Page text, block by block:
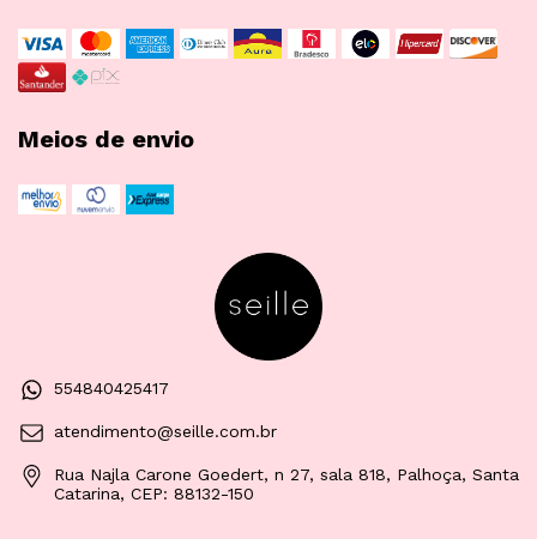
Meios de envio
554840425417
atendimento@seille.com.br
Rua Najla Carone Goedert, n 27, sala 818, Palhoça, Santa
Catarina, CEP: 88132-150